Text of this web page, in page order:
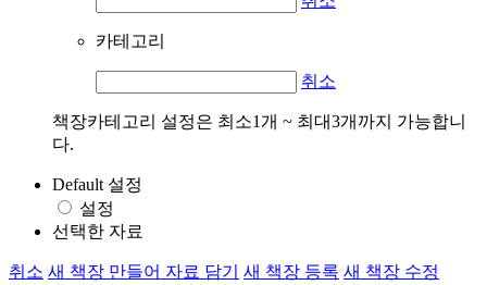
카테고리
취소
책장카테고리 설정은 최소1개 ~ 최대3개까지 가능합니
다.
Default 설정
설정
선택한 자료
취소 새 책장 만들어 자료 담기 새 책장 등록 새 책장 수정